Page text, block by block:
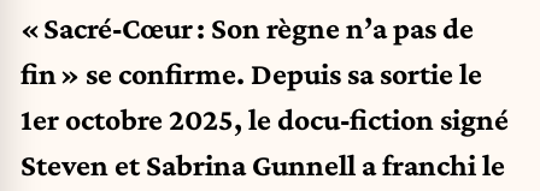
« Sacré‑Cœur : Son règne n’a pas de
fin » se confirme. Depuis sa sortie le
1er octobre 2025, le docu‑fiction signé
Steven et Sabrina Gunnell a franchi le